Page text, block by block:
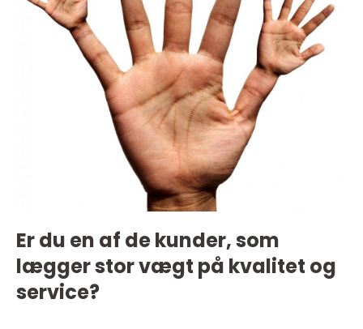
Er du en af de kunder, som
lægger stor vægt på kvalitet og
service?